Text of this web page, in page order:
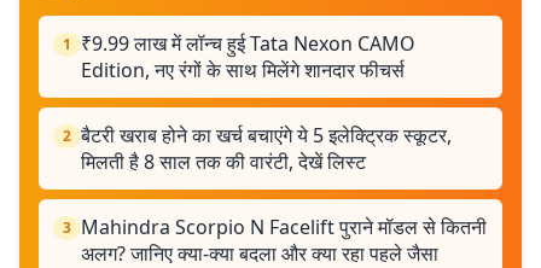
1
₹9.99 लाख में लॉन्च हुई Tata Nexon CAMO
Edition, नए रंगों के साथ मिलेंगे शानदार फीचर्स
2 बैटरी खराब होने का खर्च बचाएंगे ये 5 इलेक्ट्रिक स्कूटर,
मिलती है 8 साल तक की वारंटी, देखें लिस्ट
3 Mahindra Scorpio N Facelift पुराने मॉडल से कितनी
अलग? जानिए क्या-क्या बदला और क्या रहा पहले जैसा